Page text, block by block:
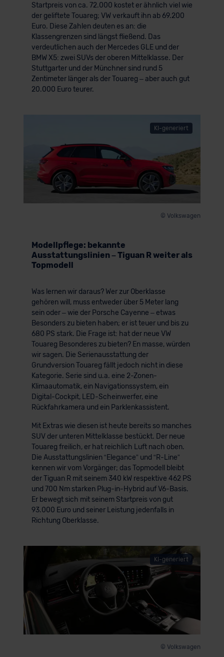
Startpreis von ca. 72.000 kostet er ähnlich viel wie
der geliftete Touareg; VW verkauft ihn ab 69.200
Euro. Diese Zahlen deuten es an: die
Klassengrenzen sind längst fließend. Das
verdeutlichen auch der Mercedes GLE und der
BMW X5: zwei SUVs der oberen Mittelklasse. Der
Stuttgarter und der Münchner sind rund 5
Zentimeter länger als der Touareg – aber auch gut
20.000 Euro teurer.
KI-generiert
© Volkswagen
Modellpflege: bekannte
Ausstattungslinien – Tiguan R weiter als
Topmodell
Was lernen wir daraus? Wer zur Oberklasse
gehören will, muss entweder über 5 Meter lang
sein oder – wie der Porsche Cayenne – etwas
Besonders zu bieten haben; er ist teuer und bis zu
680 PS stark. Die Frage ist: hat der neue VW
Touareg Besonderes zu bieten? En masse, würden
wir sagen. Die Serienausstattung der
Grundversion Touareg fällt jedoch nicht in diese
Kategorie. Serie sind u.a. eine 2-Zonen-
Klimaautomatik, ein Navigationssystem, ein
Digital-Cockpit, LED-Scheinwerfer, eine
Rückfahrkamera und ein Parklenkassistent.
Mit Extras wie diesen ist heute bereits so manches
SUV der unteren Mittelklasse bestückt. Der neue
Touareg freilich, er hat reichlich Luft nach oben.
Die Ausstattungslinien “Elegance” und “R-Line”
kennen wir vom Vorgänger; das Topmodell bleibt
der Tiguan R mit seinem 340 kW respektive 462 PS
und 700 Nm starken Plug-in-Hybrid auf V6-Basis.
Er bewegt sich mit seinem Startpreis von gut
93.000 Euro und seiner Leistung jedenfalls in
Richtung Oberklasse.
KI-generiert
© Volkswagen